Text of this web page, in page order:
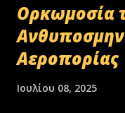
Oρκωμοσία
Αεροπορίας
Ιουλίου 08, 2025